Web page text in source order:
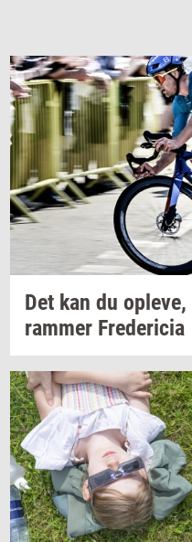
Det kan du op­le­ve,
ram­mer Fre­de­ri­cia